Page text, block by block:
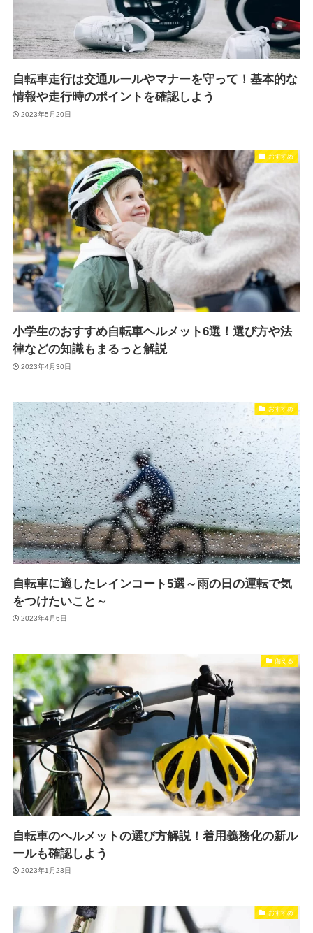
自転車走行は交通ルールやマナーを守って！基本的な
情報や走行時のポイントを確認しよう
2023年5月20日
おすすめ
小学生のおすすめ自転車ヘルメット6選！選び方や法
律などの知識もまるっと解説
2023年4月30日
おすすめ
自転車に適したレインコート5選～雨の日の運転で気
をつけたいこと～
2023年4月6日
備える
自転車のヘルメットの選び方解説！着用義務化の新ル
ールも確認しよう
2023年1月23日
おすすめ